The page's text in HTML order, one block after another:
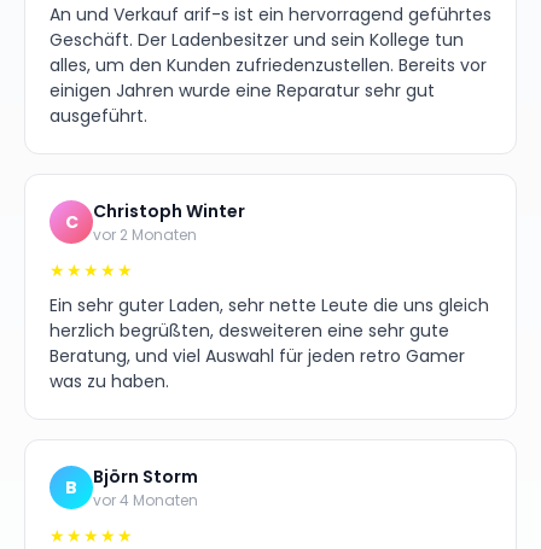
An und Verkauf arif-s ist ein hervorragend geführtes
Geschäft. Der Ladenbesitzer und sein Kollege tun
alles, um den Kunden zufriedenzustellen. Bereits vor
einigen Jahren wurde eine Reparatur sehr gut
ausgeführt.
C Christoph Winter
vor 2 Monaten
★★★★★
Ein sehr guter Laden, sehr nette Leute die uns gleich
herzlich begrüßten, desweiteren eine sehr gute
Beratung, und viel Auswahl für jeden retro Gamer
was zu haben.
B Björn Storm
vor 4 Monaten
★★★★★